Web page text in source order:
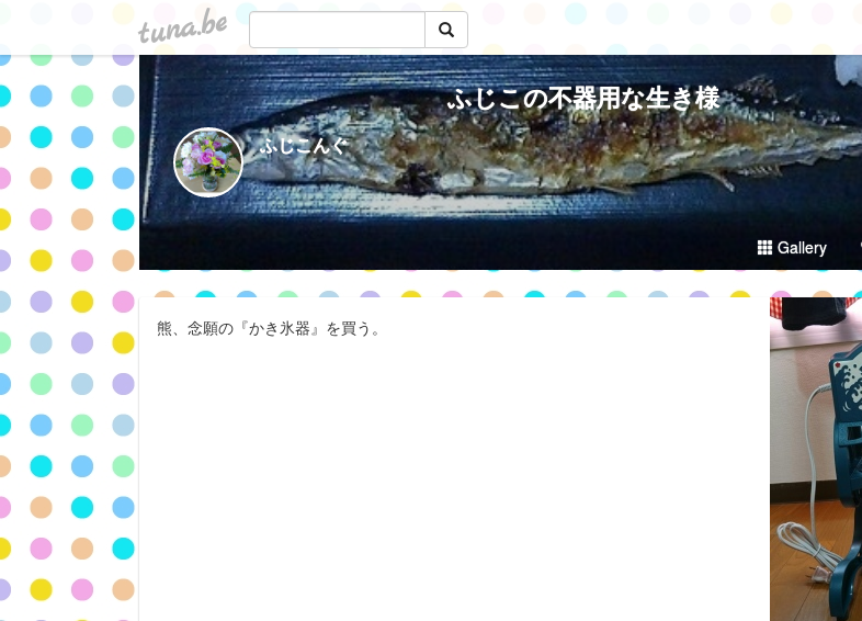
tuna.be
ふじこの不器用な生き様
ふじこんぐ
Gallery
熊、念願の『かき氷器』を買う。